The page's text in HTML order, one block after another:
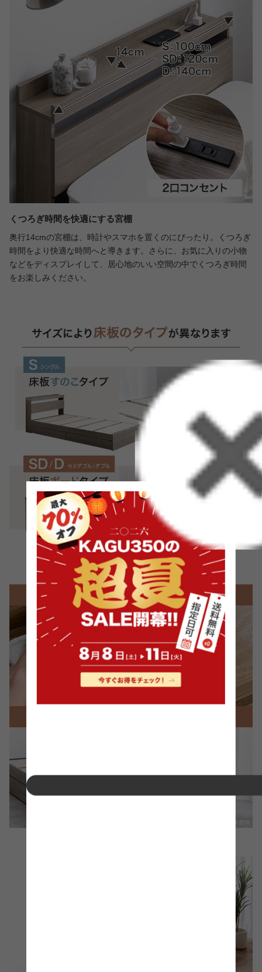
くつろぎ時間を快適にする宮棚
奥行14cmの宮棚は、時計やスマホを置くのにぴったり。くつろぎ
時間をより快適な時間へと導きます。さらに、お気に入りの小物
などをディスプレイして、居心地のいい空間の中でくつろぎ時間
をお楽しみください。